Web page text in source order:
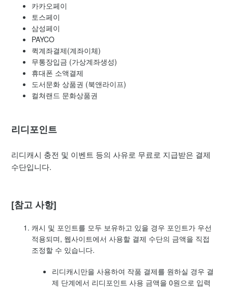
카카오페이
토스페이
삼성페이
PAYCO
퀵계좌결제(계좌이체)
무통장입금 (가상계좌생성)
휴대폰 소액결제
도서문화 상품권 (북앤라이프)
컬쳐랜드 문화상품권
리디포인트
리디캐시 충전 및 이벤트 등의 사유로 무료로 지급받은 결제
수단입니다.
[참고 사항]
캐시 및 포인트를 모두 보유하고 있을 경우 포인트가 우선
적용되며, 웹사이트에서 사용할 결제 수단의 금액을 직접
조정할 수 있습니다.
리디캐시만을 사용하여 작품 결제를 원하실 경우 결
제 단계에서 리디포인트 사용 금액을 0원으로 입력